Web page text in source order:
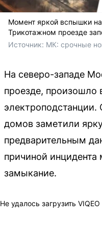
Момент яркой вспышки
Трикотажном проезде
Источник: МК: срочные
На северо-западе
проезде, произошло
домов заметили
предварительным
причиной инцидента
замыкание.
Не удалось загрузить VIQEO